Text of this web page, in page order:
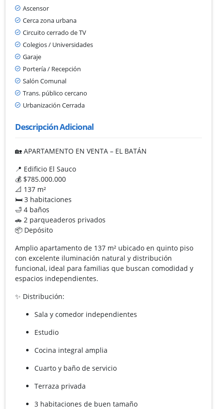
Ascensor
Cerca zona urbana
Circuito cerrado de TV
Colegios / Universidades
Garaje
Portería / Recepción
Salón Comunal
Trans. público cercano
Urbanización Cerrada
Descripción Adicional
🏡 APARTAMENTO EN VENTA – EL BATÁN
📍 Edificio El Sauco
💰 $785.000.000
📐 137 m²
🛏 3 habitaciones
🛁 4 baños
🚗 2 parqueaderos privados
📦 Depósito
Amplio apartamento de 137 m² ubicado en quinto piso
con excelente iluminación natural y distribución
funcional, ideal para familias que buscan comodidad y
espacios independientes.
✨ Distribución:
Sala y comedor independientes
Estudio
Cocina integral amplia
Cuarto y baño de servicio
Terraza privada
3 habitaciones de buen tamaño